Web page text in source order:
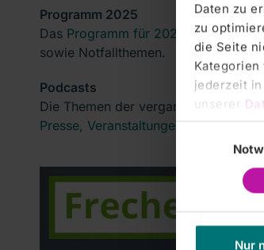
Daten zu
zu
die Seite
Kategorien
jederzeit
unserer
Nur
Programm 2025
Das Programm für 2025
umfasst
sowie Notfallthemen.
Podcasts
Die Themen der vergangenen Jahre
Presse, Veranstaltungen, Filme >